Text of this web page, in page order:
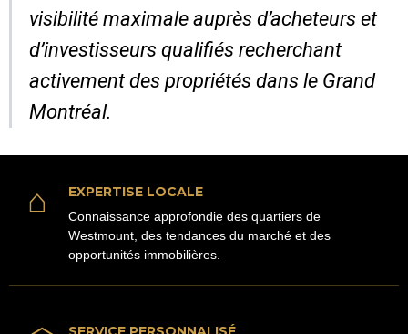
visibilité maximale auprès d’acheteurs et
d’investisseurs qualifiés recherchant
activement des propriétés dans le Grand
Montréal.
⌂ EXPERTISE LOCALE
Connaissance approfondie des quartiers de
Westmount, des tendances du marché et des
opportunités immobilières.